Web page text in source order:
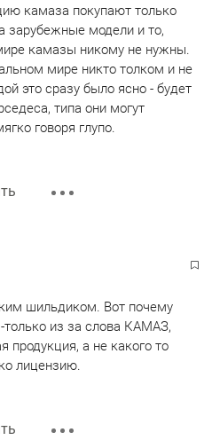
камаза покупают только
зарубежные модели и то,
камазы никому не нужны.
мире никто толком и не
это сразу было ясно - будет
типа они могут
говоря глупо.
шильдиком. Вот почему
только из за слова КАМАЗ,
продукция, а не какого то
лицензию.